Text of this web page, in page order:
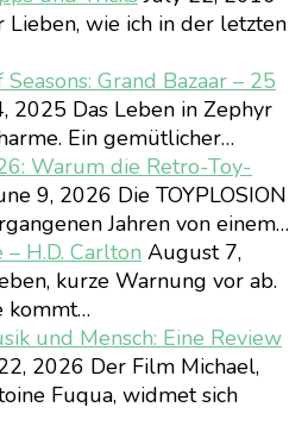
Lieben, wie ich in der letzten
Grand Bazaar – 25
2025 Das Leben in Zephyr
Ein gemütlicher…
Warum die Retro-Toy-
9, 2026 Die TOYPLOSION
Jahren von einem…
H.D. Carlton August 7,
kurze Warnung vor ab.
kommt…
und Mensch: Eine Review
2026 Der Film Michael,
Fuqua, widmet sich